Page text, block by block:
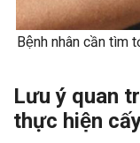
Bệnh nhân cần tìm
Lưu ý quan
thực hiện